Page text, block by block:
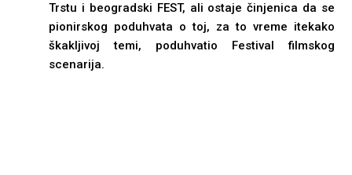
Trstu i beogradski FEST, ali ostaje činjenica da se
pionirskog poduhvata o toj, za to vreme itekako
škakljivoj temi, poduhvatio Festival filmskog
scenarija.